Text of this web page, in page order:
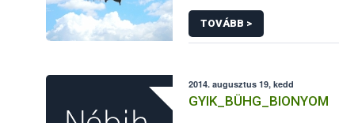
engedéllyel rendelkező
TOVÁBB >
2014. augusztus 19, kedd
GYIK_BÜHG_BIONYOM